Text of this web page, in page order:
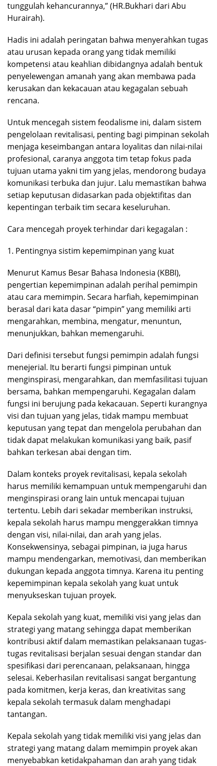
tunggulah kehancurannya,” (HR.Bukhari dari Abu
Hurairah).
Hadis ini adalah peringatan bahwa menyerahkan tugas
atau urusan kepada orang yang tidak memiliki
kompetensi atau keahlian dibidangnya adalah bentuk
penyelewengan amanah yang akan membawa pada
kerusakan dan kekacauan atau kegagalan sebuah
rencana.
Untuk mencegah sistem feodalisme ini, dalam sistem
pengelolaan revitalisasi, penting bagi pimpinan sekolah
menjaga keseimbangan antara loyalitas dan nilai-nilai
profesional, caranya anggota tim tetap fokus pada
tujuan utama yakni tim yang jelas, mendorong budaya
komunikasi terbuka dan jujur. Lalu memastikan bahwa
setiap keputusan didasarkan pada objektifitas dan
kepentingan terbaik tim secara keseluruhan.
Cara mencegah proyek terhindar dari kegagalan :
1. Pentingnya sistim kepemimpinan yang kuat
Menurut Kamus Besar Bahasa Indonesia (KBBI),
pengertian kepemimpinan adalah perihal pemimpin
atau cara memimpin. Secara harfiah, kepemimpinan
berasal dari kata dasar “pimpin” yang memiliki arti
mengarahkan, membina, mengatur, menuntun,
menunjukkan, bahkan memengaruhi.
Dari definisi tersebut fungsi pemimpin adalah fungsi
menejerial. Itu berarti fungsi pimpinan untuk
menginspirasi, mengarahkan, dan memfasilitasi tujuan
bersama, bahkan mempengaruhi. Kegagalan dalam
fungsi ini berujung pada kekacauan. Seperti kurangnya
visi dan tujuan yang jelas, tidak mampu membuat
keputusan yang tepat dan mengelola perubahan dan
tidak dapat melakukan komunikasi yang baik, pasif
bahkan terkesan abai dengan tim.
Dalam konteks proyek revitalisasi, kepala sekolah
harus memiliki kemampuan untuk mempengaruhi dan
menginspirasi orang lain untuk mencapai tujuan
tertentu. Lebih dari sekadar memberikan instruksi,
kepala sekolah harus mampu menggerakkan timnya
dengan visi, nilai-nilai, dan arah yang jelas.
Konsekwensinya, sebagai pimpinan, ia juga harus
mampu mendengarkan, memotivasi, dan memberikan
dukungan kepada anggota timnya. Karena itu penting
kepemimpinan kepala sekolah yang kuat untuk
menyukseskan tujuan proyek.
Kepala sekolah yang kuat, memiliki visi yang jelas dan
strategi yang matang sehingga dapat memberikan
kontribusi aktif dalam memastikan pelaksanaan tugas-
tugas revitalisasi berjalan sesuai dengan standar dan
spesifikasi dari perencanaan, pelaksanaan, hingga
selesai. Keberhasilan revitalisasi sangat bergantung
pada komitmen, kerja keras, dan kreativitas sang
kepala sekolah termasuk dalam menghadapi
tantangan.
Kepala sekolah yang tidak memiliki visi yang jelas dan
strategi yang matang dalam memimpin proyek akan
menyebabkan ketidakpahaman dan arah yang tidak